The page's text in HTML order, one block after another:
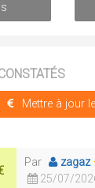
Mettre à jour
Par
zagaz
25/07/